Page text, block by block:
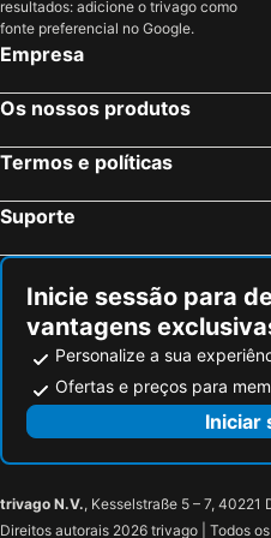
Paris, França Hotéis
Coupvray, França Hotéis
Bordéus, Aquitânia Hotéis
Magny le Hongre, França Hotéis
resultados: adicione o trivago como
fonte preferencial no Google.
Empresa
Os nossos produtos
Termos e políticas
Suporte
Inicie sessão para
vantagens
Personalize a sua
Ofertas e preços para
Iniciar
trivago N.V., Kesselstraße 5 – 7, 40221
Direitos autorais 2026 trivago | Todos